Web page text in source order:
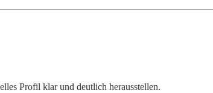
Profil klar und deutlich herausstellen.